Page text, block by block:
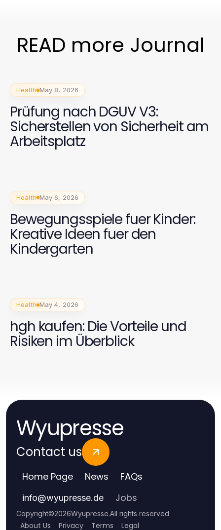
READ more Journal
Health May 8, 2026
Prüfung nach DGUV V3:
Sicherstellen von Sicherheit am
Arbeitsplatz
Health May 6, 2026
Bewegungsspiele fuer Kinder:
Kreative Ideen fuer den
Kindergarten
Health May 4, 2026
hgh kaufen: Die Vorteile und
Risiken im Überblick
Wyupresse
Contact us
Home Page News FAQs
info@wyupresse.de Jobs
Copyright©2026Wyupresse.All rights reserved
About Us Privacy Terms Legal